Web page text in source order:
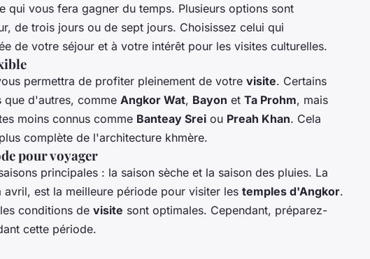
qui vous fera gagner du temps. Plusieurs options sont
de trois jours ou de sept jours. Choisissez celui qui
de votre séjour et à votre intérêt pour les visites culturelles.
permettra de profiter pleinement de votre visite. Certains
que d'autres, comme Angkor Wat, Bayon et Ta Prohm, mais
moins connus comme Banteay Srei ou Preah Khan. Cela
complète de l'architecture khmère.
pour voyager
principales : la saison sèche et la saison des pluies. La
avril, est la meilleure période pour visiter les temples d'Angkor.
conditions de visite sont optimales. Cependant, préparez-
cette période.